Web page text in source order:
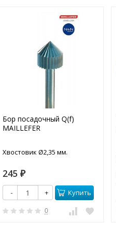
Бор посадочный Q(f)
MAILLEFER
Хвостовик Ø2,35 мм.
245 ₽
- + Купить
0